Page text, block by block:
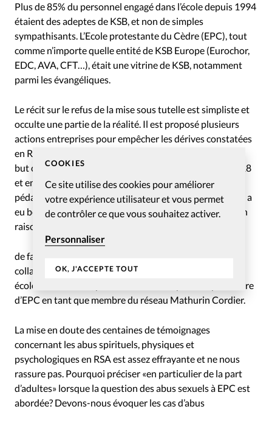
COOKIES
Ce site utilise des cookies pour améliorer
votre expérience utilisateur et vous permet
de contrôler ce que vous souhaitez activer.
Personnaliser
OK, J'ACCEPTE TOUT
Plus de 85% du personnel engagé dans l’école depuis 1994
étaient des adeptes de KSB, et non de simples
sympathisants. L’Ecole protestante du Cèdre (EPC), tout
comme n’importe quelle entité de KSB Europe (Eurochor,
EDC, AVA, CFT…), était une vitrine de KSB, notamment
parmi les évangéliques.
Le récit sur le refus de la mise sous tutelle est simpliste et
occulte une partie de la réalité. Il est proposé plusieurs
actions entreprises pour empêcher les dérives constatées
en RSA. Aucune de ces actions n’a été entreprise dans le
but cité. Il y a eu deux changements de direction (en 2018
et en 2020), il y a toujours eu des efforts sur le plan
pédagogique (aide apportée aux élèves en difficulté), il y a
eu beaucoup de départs de professeurs et personnels en
raison notamment d’un refus de l’école
de faire évoluer ses pratiques sectaires, et enfin la
collaboration n’est pas plus proche avec les réseaux des
écoles chrétiennes, preuve en est la suspension provisoire
d’EPC en tant que membre du réseau Mathurin Cordier.
La mise en doute des centaines de témoignages
concernant les abus spirituels, physiques et
psychologiques en RSA est assez effrayante et ne nous
rassure pas. Pourquoi préciser «en particulier de la part
d’adultes» lorsque la question des abus sexuels à EPC est
abordée? Devons-nous évoquer les cas d’abus